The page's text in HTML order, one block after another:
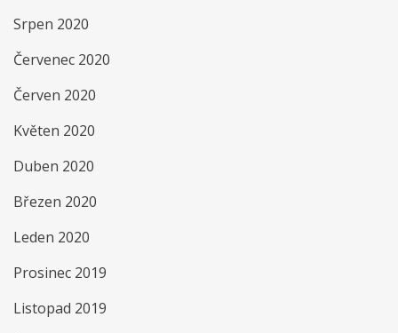
Srpen 2020
Červenec 2020
Červen 2020
Květen 2020
Duben 2020
Březen 2020
Leden 2020
Prosinec 2019
Listopad 2019